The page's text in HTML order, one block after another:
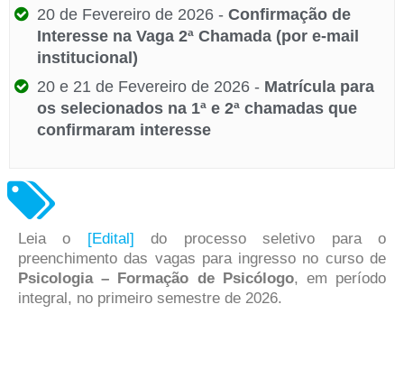
20 de Fevereiro de 2026 - Confirmação de
Interesse na Vaga 2ª Chamada (por e-mail
institucional)
20 e 21 de Fevereiro de 2026 - Matrícula para
os selecionados na 1ª e 2ª chamadas que
confirmaram interesse
Leia o [Edital]
do processo seletivo para o
preenchimento das vagas para ingresso no curso de
Psicologia – Formação de Psicólogo, em período
integral, no primeiro semestre de 2026.